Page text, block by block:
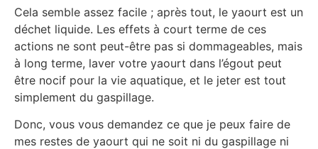
Cela semble assez facile ; après tout, le yaourt est un
déchet liquide. Les effets à court terme de ces
actions ne sont peut-être pas si dommageables, mais
à long terme, laver votre yaourt dans l’égout peut
être nocif pour la vie aquatique, et le jeter est tout
simplement du gaspillage.
Donc, vous vous demandez ce que je peux faire de
mes restes de yaourt qui ne soit ni du gaspillage ni